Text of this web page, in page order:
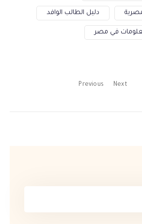
دليل الطالب الوافد
في مصر
Previous Next